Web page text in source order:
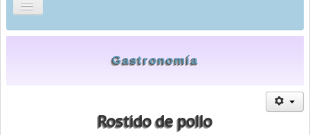
Cambiar
navegación
I N I C I O
Gastronomía
Rostido de pollo